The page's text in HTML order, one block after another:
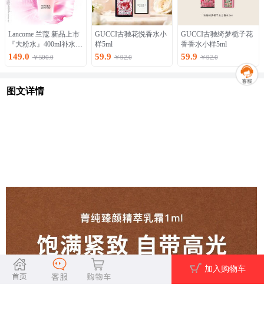
Lancome 兰蔻 新品上市
『大粉水』400ml补水保
湿爽肤水
149.0 ￥500.0
GUCCI古驰花悦香水小
样5ml
59.9 ￥92.0
GUCCI古驰绮梦栀子花
香香水小样5ml
59.9 ￥92.0
图文详情
加入购物车